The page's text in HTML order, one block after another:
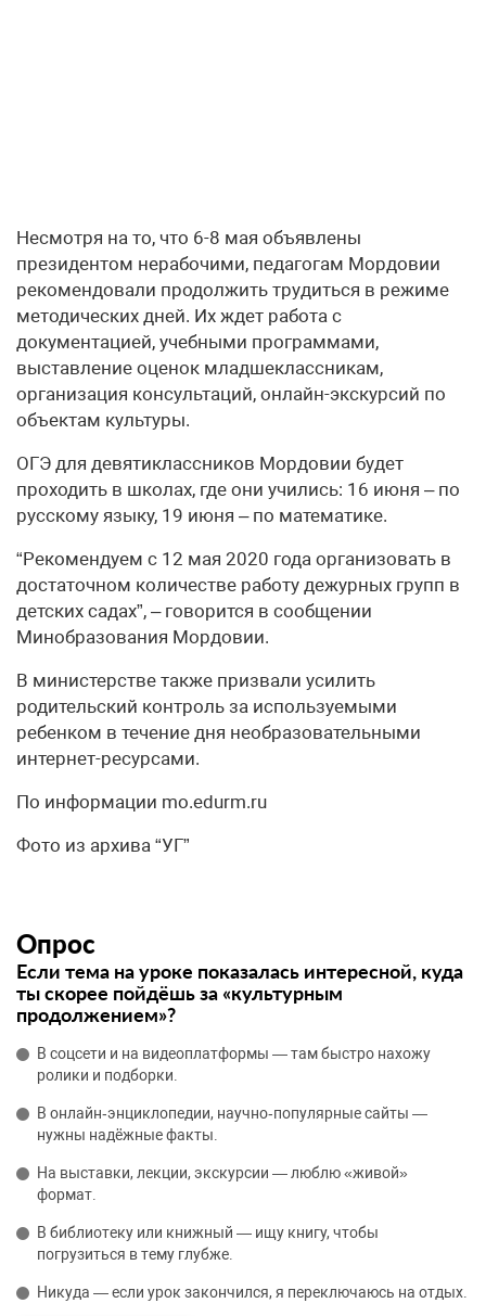
Несмотря на то, что 6-8 мая объявлены
президентом нерабочими, педагогам Мордовии
рекомендовали продолжить трудиться в режиме
методических дней. Их ждет работа с
документацией, учебными программами,
выставление оценок младшеклассникам,
организация консультаций, онлайн-экскурсий по
объектам культуры.
ОГЭ для девятиклассников Мордовии будет
проходить в школах, где они учились: 16 июня – по
русскому языку, 19 июня – по математике.
“Рекомендуем с 12 мая 2020 года организовать в
достаточном количестве работу дежурных групп в
детских садах”, – говорится в сообщении
Минобразования Мордовии.
В министерстве также призвали усилить
родительский контроль за используемыми
ребенком в течение дня необразовательными
интернет-ресурсами.
По информации mo.edurm.ru
Фото из архива “УГ”
Опрос
Если тема на уроке показалась интересной, куда
ты скорее пойдёшь за «культурным
продолжением»?
В соцсети и на видеоплатформы — там быстро нахожу
ролики и подборки.
В онлайн‑энциклопедии, научно‑популярные сайты —
нужны надёжные факты.
На выставки, лекции, экскурсии — люблю «живой»
формат.
В библиотеку или книжный — ищу книгу, чтобы
погрузиться в тему глубже.
Никуда — если урок закончился, я переключаюсь на отдых.